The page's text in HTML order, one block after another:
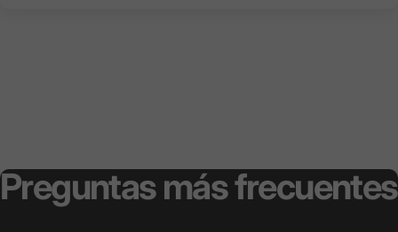
Preguntasmásfrecuentes